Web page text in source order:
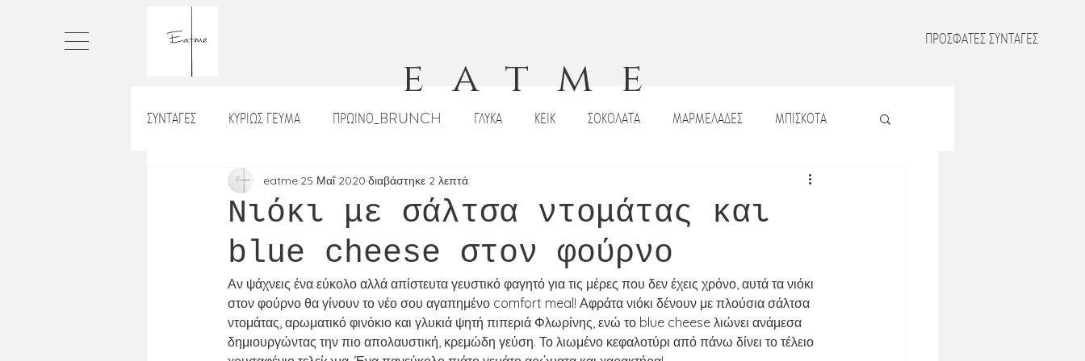
ΠΡΟΣΦΑΤΕΣ ΣΥΝΤΑΓΕΣ
eatme
ΣΥΝΤΑΓΕΣ ΚΥΡΙΩΣ ΓΕΥΜΑ ΠΡΩΙΝΟ_BRUNCH ΓΛΥΚΑ ΚΕΙΚ ΣΟΚΟΛΑΤΑ ΜΑΡΜΕΛΑΔΕΣ ΜΠΙΣΚΟΤΑ
ΤΑΡΤΕΣ ΨΩΜΙ ΠΙΤΣΕΣ_ΠΕΪΝΕΡΛΙ
ΡΥΖΙ_ΡΙΖΟΤΟ ΒΡΑΔΙΝΟ ΧΡΙΣΤΟΥΓΕΝΝΙΑΤΙΚΕΣ ΣΥΝΤΑΓΕΣ ΠΑΣΧΑΛΙΝΕΣ ΣΥΝΤΑΓΕΣ
ΝΗΣΤΙΣΙΜΑ ΣΝΑΚ ΠΑΡΑΔΟΣΙΑΚΑ ΓΛΥΚΑ ΠΑΡΑΔΟΣΙΑΚΕΣ ΣΥΝΤΑΓΕΣ ΡΟΦΗΜΑΤΑ
Νιόκι με σάλτσα ντομάτας και
blue cheese στον φούρνο
eatme 25 Μαΐ 2020 διαβάστηκε 2 λεπτά
Αν ψάχνεις ένα εύκολο αλλά απίστευτα γευστικό φαγητό για τις μέρες που δεν έχεις χρόνο, αυτά τα νιόκι
στον φούρνο θα γίνουν το νέο σου αγαπημένο comfort meal! Αφράτα νιόκι δένουν με πλούσια σάλτσα
ντομάτας, αρωματικό φινόκιο και γλυκιά ψητή πιπεριά Φλωρίνης, ενώ το blue cheese λιώνει ανάμεσα
δημιουργώντας την πιο απολαυστική, κρεμώδη γεύση. Το λιωμένο κεφαλοτύρι από πάνω δίνει το τέλειο